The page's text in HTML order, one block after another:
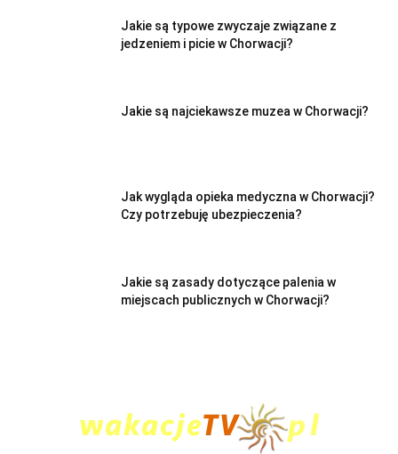
Jakie są typowe zwyczaje związane z
jedzeniem i picie w Chorwacji?
Jakie są najciekawsze muzea w Chorwacji?
Jak wygląda opieka medyczna w Chorwacji?
Czy potrzebuję ubezpieczenia?
Jakie są zasady dotyczące palenia w
miejscach publicznych w Chorwacji?